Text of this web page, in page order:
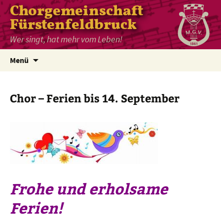
Chorgemeinschaft
Fürstenfeldbruck
Wer singt, hat mehr vom Leben!
Menü
Chor – Ferien bis 14. September
Frohe und erholsame
Ferien!